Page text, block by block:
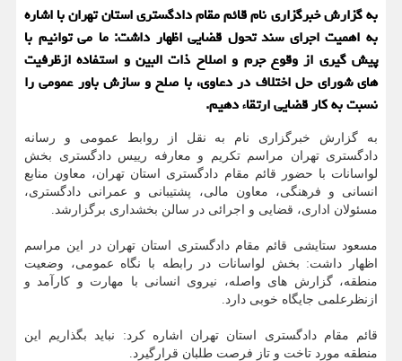
به گزارش خبرگزاری نام قائم مقام دادگستری استان تهران با اشاره
به اهمیت اجرای سند تحول قضایی اظهار داشت: ما می توانیم با
پیش گیری از وقوع جرم و اصلاح ذات البین و استفاده ازظرفیت
های شورای حل اختلاف در دعاوی، با صلح و سازش باور عمومی را
نسبت به کار قضایی ارتقاء دهیم.
به گزارش خبرگزاری نام به نقل از روابط عمومی و رسانه
دادگستری تهران مراسم تکریم و معارفه رییس دادگستری بخش
لواسانات با حضور قائم مقام دادگستری استان تهران، معاون منابع
انسانی و فرهنگی، معاون مالی، پشتیبانی و عمرانی دادگستری،
مسئولان اداری، قضایی و اجرائی در سالن بخشداری برگزارشد.
مسعود ستایشی قائم مقام دادگستری استان تهران در این مراسم
اظهار داشت: بخش لواسانات در رابطه با نگاه عمومی، وضعیت
منطقه، گزارش های واصله، نیروی انسانی با مهارت و کارآمد و
ازنظرعلمی جایگاه خوبی دارد.
قائم مقام دادگستری استان تهران اشاره کرد: نباید بگذاریم این
منطقه مورد تاخت و تاز فرصت طلبان قرارگیرد.